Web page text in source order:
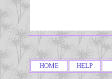
HOME HELP